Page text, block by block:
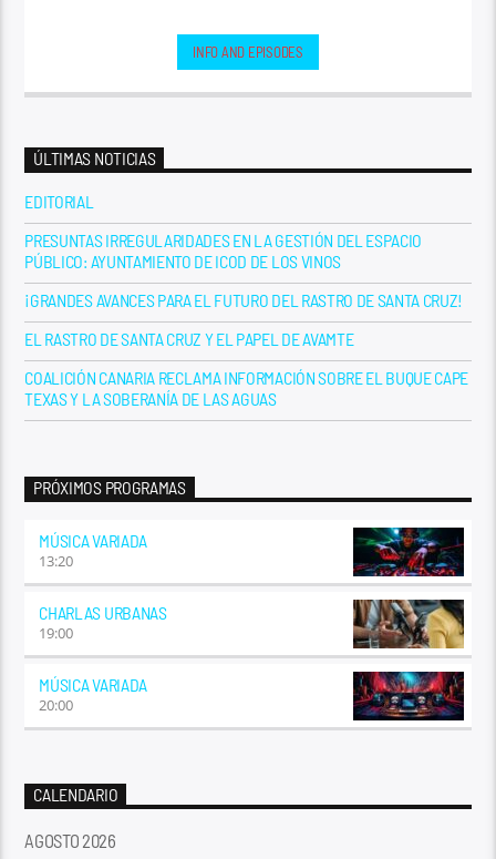
INFO AND EPISODES
ÚLTIMAS NOTICIAS
EDITORIAL
PRESUNTAS IRREGULARIDADES EN LA GESTIÓN DEL ESPACIO
PÚBLICO: AYUNTAMIENTO DE ICOD DE LOS VINOS
¡GRANDES AVANCES PARA EL FUTURO DEL RASTRO DE SANTA CRUZ!
EL RASTRO DE SANTA CRUZ Y EL PAPEL DE AVAMTE
COALICIÓN CANARIA RECLAMA INFORMACIÓN SOBRE EL BUQUE CAPE
TEXAS Y LA SOBERANÍA DE LAS AGUAS
PRÓXIMOS PROGRAMAS
MÚSICA VARIADA
13:20
CHARLAS URBANAS
19:00
MÚSICA VARIADA
20:00
CALENDARIO
AGOSTO 2026